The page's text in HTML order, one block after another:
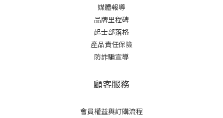
媒體報導
品牌里程碑
起士部落格
產品責任保險
防詐騙宣導
顧客服務
會員權益與訂購流程